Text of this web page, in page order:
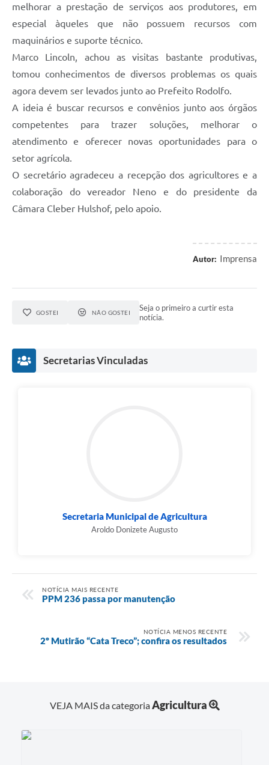
melhorar a prestação de serviços aos produtores, em
especial àqueles que não possuem recursos com
maquinários e suporte técnico.
Marco Lincoln, achou as visitas bastante produtivas,
tomou conhecimentos de diversos problemas os quais
agora devem ser levados junto ao Prefeito Rodolfo.
A ideia é buscar recursos e convênios junto aos órgãos
competentes para trazer soluções, melhorar o
atendimento e oferecer novas oportunidades para o
setor agrícola.
O secretário agradeceu a recepção dos agricultores e a
colaboração do vereador Neno e do presidente da
Câmara Cleber Hulshof, pelo apoio.
Autor: Imprensa
GOSTEI NÃO GOSTEI
Seja o primeiro a curtir esta
notícia.
Secretarias Vinculadas
Secretaria Municipal de Agricultura
Aroldo Donizete Augusto
NOTÍCIA MAIS RECENTE
PPM 236 passa por manutenção
NOTÍCIA MENOS RECENTE
2º Mutirão “Cata Treco”; confira os resultados
VEJA MAIS da categoriaAgricultura